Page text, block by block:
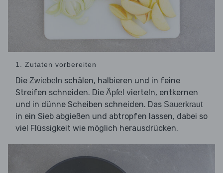
1. Zutaten vorbereiten
Die Zwiebeln schälen, halbieren und in feine
Streifen schneiden. Die Äpfel vierteln, entkernen
und in dünne Scheiben schneiden. Das Sauerkraut
in ein Sieb abgießen und abtropfen lassen, dabei so
viel Flüssigkeit wie möglich herausdrücken.